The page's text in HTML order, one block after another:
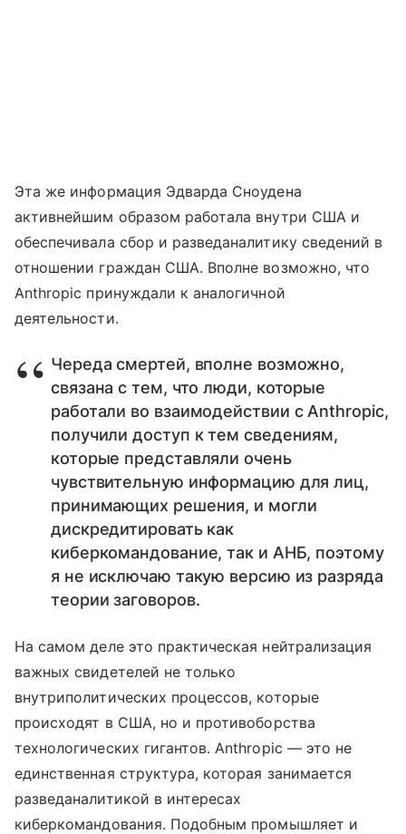
Эта же информация Эдварда Сноудена
активнейшим образом работала внутри США и
обеспечивала сбор и разведаналитику сведений в
отношении граждан США. Вполне возможно, что
Anthropic принуждали к аналогичной
деятельности.
Череда смертей, вполне возможно,
связана с тем, что люди, которые
работали во взаимодействии с Anthropic,
получили доступ к тем сведениям,
которые представляли очень
чувствительную информацию для лиц,
принимающих решения, и могли
дискредитировать как
киберкомандование, так и АНБ, поэтому
я не исключаю такую версию из разряда
теории заговоров.
На самом деле это практическая нейтрализация
важных свидетелей не только
внутриполитических процессов, которые
происходят в США, но и противоборства
технологических гигантов. Anthropic — это не
единственная структура, которая занимается
разведаналитикой в интересах
киберкомандования. Подобным промышляет и